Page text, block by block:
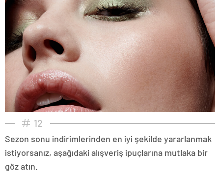
12
Sezon sonu indirimlerinden en iyi şekilde yararlanmak
istiyorsanız, aşağıdaki alışveriş ipuçlarına mutlaka bir
göz atın.